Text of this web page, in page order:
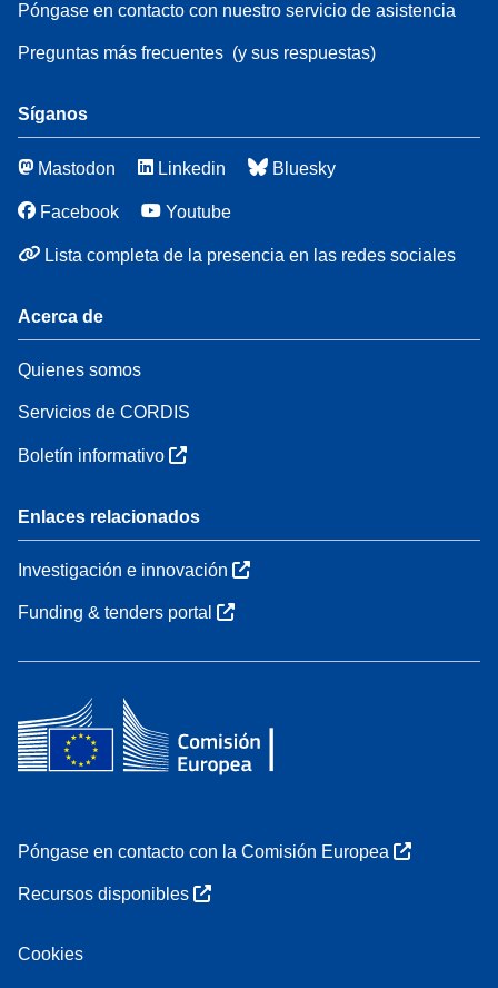
Póngase en contacto con nuestro servicio de asistencia
Preguntas más frecuentes (y sus respuestas)
Síganos
Mastodon Linkedin Bluesky
Facebook Youtube
Lista completa de la presencia en las redes sociales
Acerca de
Quienes somos
Servicios de CORDIS
Boletín informativo
Enlaces relacionados
Investigación e innovación
Funding & tenders portal
Póngase en contacto con la Comisión Europea
Recursos disponibles
Cookies